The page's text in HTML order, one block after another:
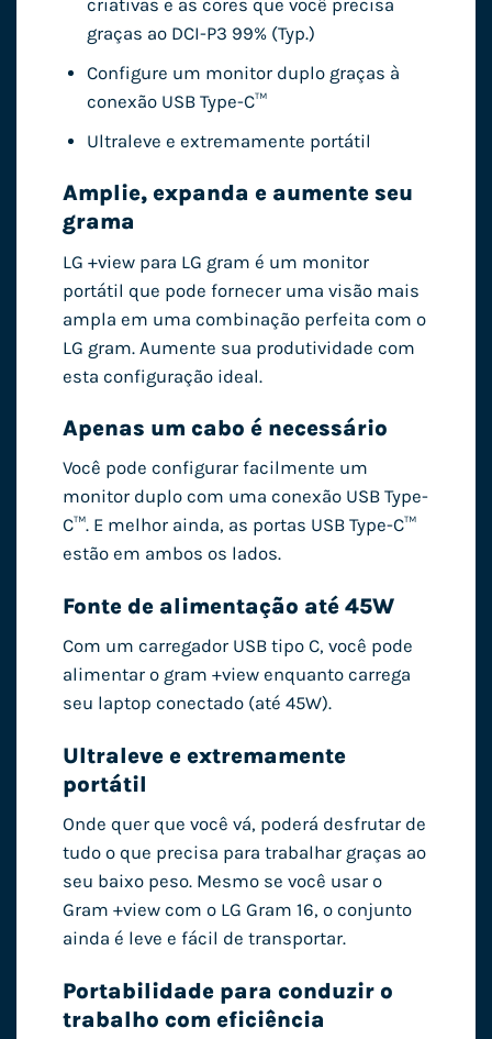
criativas e as cores que você precisa
graças ao DCI-P3 99% (Typ.)
Configure um monitor duplo graças à
conexão USB Type-C™
Ultraleve e extremamente portátil
Amplie, expanda e aumente seu
grama
LG +view para LG gram é um monitor
portátil que pode fornecer uma visão mais
ampla em uma combinação perfeita com o
LG gram. Aumente sua produtividade com
esta configuração ideal.
Apenas um cabo é necessário
Você pode configurar facilmente um
monitor duplo com uma conexão USB Type-
C™. E melhor ainda, as portas USB Type-C™
estão em ambos os lados.
Fonte de alimentação até 45W
Com um carregador USB tipo C, você pode
alimentar o gram +view enquanto carrega
seu laptop conectado (até 45W).
Ultraleve e extremamente
portátil
Onde quer que você vá, poderá desfrutar de
tudo o que precisa para trabalhar graças ao
seu baixo peso. Mesmo se você usar o
Gram +view com o LG Gram 16, o conjunto
ainda é leve e fácil de transportar.
Portabilidade para conduzir o
trabalho com eficiência